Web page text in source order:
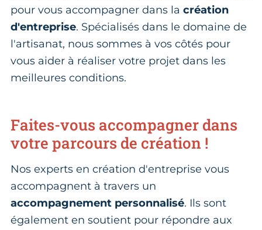
pour vous accompagner dans la création
d'entreprise. Spécialisés dans le domaine de
l'artisanat, nous sommes à vos côtés pour
vous aider à réaliser votre projet dans les
meilleures conditions.
Faites-vous accompagner dans
votre parcours de création !
Nos experts en création d'entreprise vous
accompagnent à travers un
accompagnement personnalisé. Ils sont
également en soutient pour répondre aux